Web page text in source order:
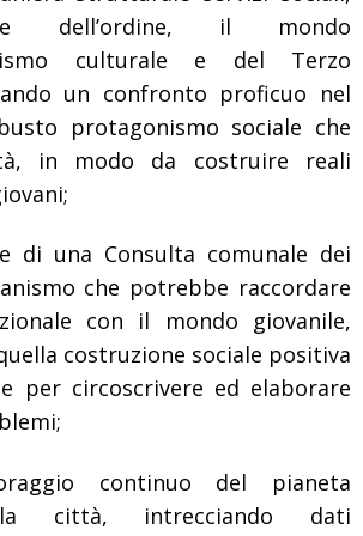
dell’ordine, il mondo
culturale e del Terzo
un confronto proficuo nel
protagonismo sociale che
in modo da costruire reali
di una Consulta comunale dei
che potrebbe raccordare
con il mondo giovanile,
costruzione sociale positiva
per circoscrivere ed elaborare
continuo del pianeta
città, intrecciando dati